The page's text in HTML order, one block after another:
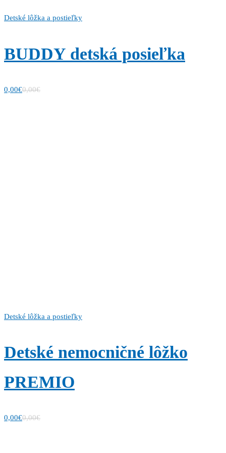
Detské lôžka a postieľky
BUDDY detská posieľka
0,00€0,00€
Detské lôžka a postieľky
Detské nemocničné lôžko
PREMIO
0,00€0,00€